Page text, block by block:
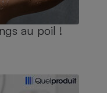
au poil !